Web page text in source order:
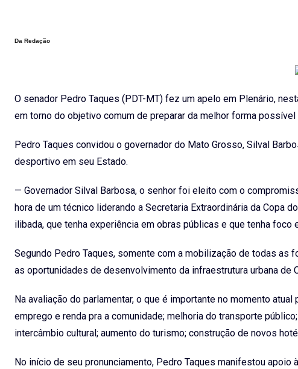
Da Redação
O senador Pedro Taques (PDT-MT) fez um apelo em Plenário,
em torno do objetivo comum de preparar da melhor forma
Pedro Taques convidou o governador do Mato Grosso, Silval
desportivo em seu Estado.
— Governador Silval Barbosa, o senhor foi eleito com o
hora de um técnico liderando a Secretaria Extraordinária da Copa
ilibada, que tenha experiência em obras públicas e que tenha
Segundo Pedro Taques, somente com a mobilização de todas
as oportunidades de desenvolvimento da infraestrutura urbana
Na avaliação do parlamentar, o que é importante no momento
emprego e renda pra a comunidade; melhoria do transporte
intercâmbio cultural; aumento do turismo; construção de novos
No início de seu pronunciamento, Pedro Taques manifestou